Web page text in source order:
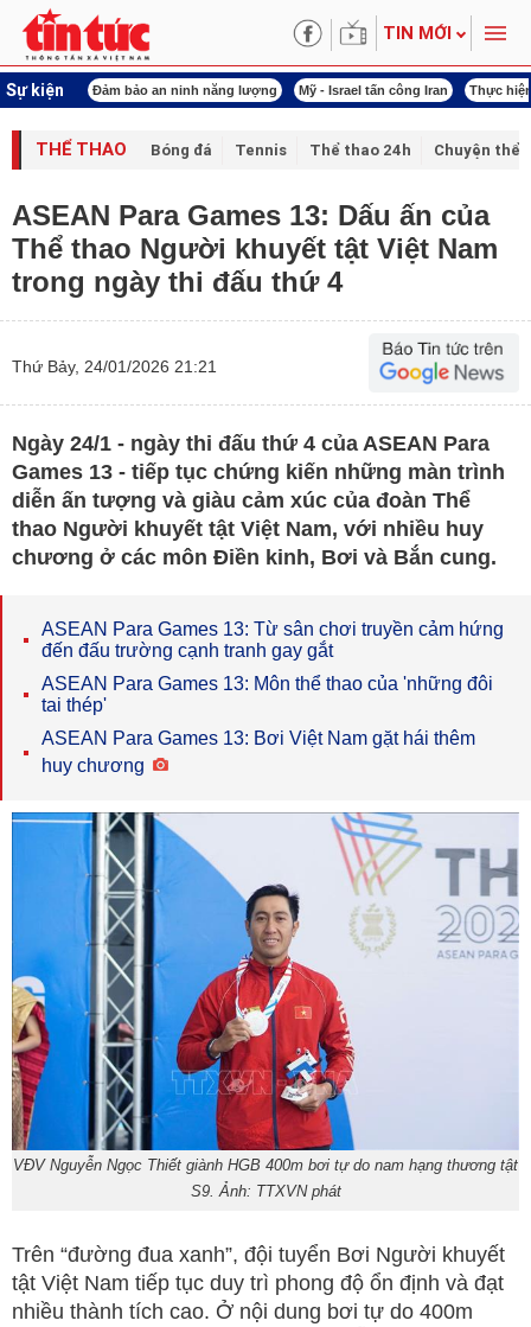
TIN MỚI
Sự kiện
khóa XVI Đảm bảo an ninh năng lượng Mỹ - Israel tấn công Iran Thực
THỂ THAO Bóng đá Tennis Thể thao 24h Chuyện thể
ASEAN Para Games 13: Dấu ấn của
Thể thao Người khuyết tật Việt Nam
trong ngày thi đấu thứ 4
Thứ Bảy, 24/01/2026 21:21
Ngày 24/1 - ngày thi đấu thứ 4 của ASEAN Para
Games 13 - tiếp tục chứng kiến những màn trình
diễn ấn tượng và giàu cảm xúc của đoàn Thể
thao Người khuyết tật Việt Nam, với nhiều huy
chương ở các môn Điền kinh, Bơi và Bắn cung.
ASEAN Para Games 13: Từ sân chơi truyền cảm hứng
đến đấu trường cạnh tranh gay gắt
ASEAN Para Games 13: Môn thể thao của 'những đôi
tai thép'
ASEAN Para Games 13: Bơi Việt Nam gặt hái thêm
huy chương
VĐV Nguyễn Ngọc Thiết giành HGB 400m bơi tự do nam hạng thương tật
S9. Ảnh: TTXVN phát
Trên “đường đua xanh”, đội tuyển Bơi Người khuyết
tật Việt Nam tiếp tục duy trì phong độ ổn định và đạt
nhiều thành tích cao. Ở nội dung bơi tự do 400m